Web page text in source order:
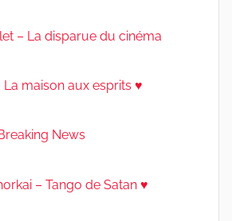
– La disparue du cinéma
maison aux esprits ♥
News
– Tango de Satan ♥